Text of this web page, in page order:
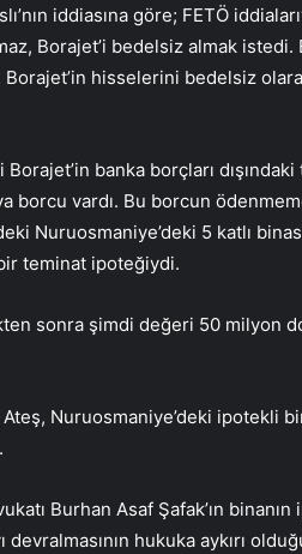
iddiasına göre; FETÖ
Borajet’i bedelsiz almak
Borajet’in hisselerini bedelsiz
banka borçları
borcu vardı. Bu borcun
Nuruosmaniye’deki 5 katlı
teminat ipoteğiydi.
sonra şimdi değeri 50 milyon
Ateş, Nuruosmaniye’deki ipotekli
Burhan Asaf Şafak’ın
hukuka aykırı